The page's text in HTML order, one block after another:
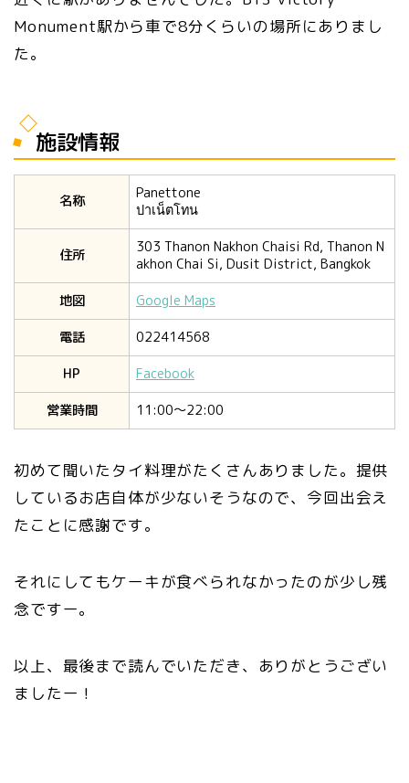
Monument駅から車で8分くらいの場所にありまし
た。
施設情報
名称
Panettone
ปาเน็ตโทน
住所
303 Thanon Nakhon Chaisi Rd, Thanon N
akhon Chai Si, Dusit District, Bangkok
地図
Google Maps
電話
022414568
HP
Facebook
営業時間
11:00〜22:00
初めて聞いたタイ料理がたくさんありました。提供
しているお店自体が少ないそうなので、今回出会え
たことに感謝です。
それにしてもケーキが食べられなかったのが少し残
念ですー。
以上、最後まで読んでいただき、ありがとうござい
ましたー！